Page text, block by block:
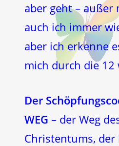
aber geht – außer
auch ich immer
aber ich erkenne
mich durch die 12
Der
WEG – der Weg
Christentums, der